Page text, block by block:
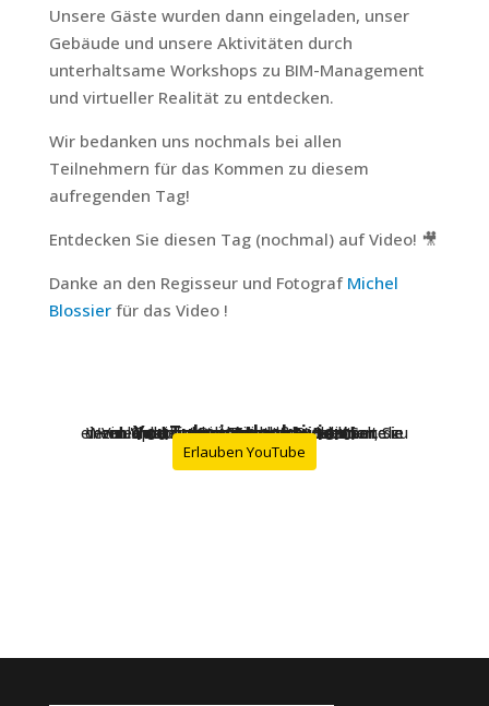
Unsere Gäste wurden dann eingeladen, unser
Gebäude und unsere Aktivitäten durch
unterhaltsame Workshops zu BIM-Management
und virtueller Realität zu entdecken.
Wir bedanken uns nochmals bei allen
Teilnehmern für das Kommen zu diesem
aufregenden Tag!
Entdecken Sie diesen Tag (nochmal) auf Video! 🎥
Danke an den Regisseur und Fotograf Michel
Blossierfür das Video !
YouTube ist deaktiviert.
Videoplattformen erlauben Videoinhalte einzublenden und die Sichtbarkeit der Seite zu erhöhen.
Wenn Sie diese Dienste nutzen, erlauben Sie deren 'Cookies' und Tracking-Funktionen, die zu ihrer ordnungsgemäßen Funktion notwendig sind.
Erlauben YouTube